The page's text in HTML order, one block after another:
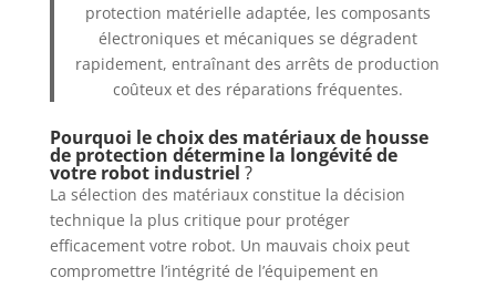
protection matérielle adaptée, les composants
électroniques et mécaniques se dégradent
rapidement, entraînant des arrêts de production
coûteux et des réparations fréquentes.
Pourquoi le choix des matériaux de housse
de protection détermine la longévité de
votre robot industriel ?
La sélection des matériaux constitue la décision
technique la plus critique pour protéger
efficacement votre robot. Un mauvais choix peut
compromettre l’intégrité de l’équipement en